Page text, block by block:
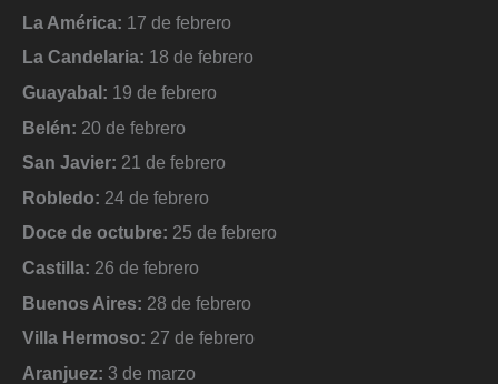
La América: 17 de febrero
La Candelaria: 18 de febrero
Guayabal: 19 de febrero
Belén: 20 de febrero
San Javier: 21 de febrero
Robledo: 24 de febrero
Doce de octubre: 25 de febrero
Castilla: 26 de febrero
Buenos Aires: 28 de febrero
Villa Hermoso: 27 de febrero
Aranjuez: 3 de marzo